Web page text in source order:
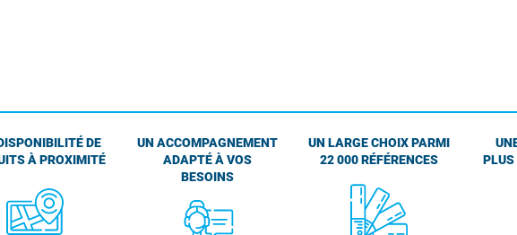
DE
À PROXIMITÉ
UN ACCOMPAGNEMENT
ADAPTÉ À VOS
BESOINS
UN LARGE CHOIX PARMI
22 000 RÉFÉRENCES
PLUS